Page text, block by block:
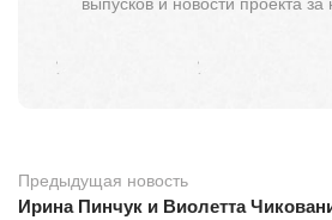
Предыдущая новость
Ирина Пинчук и Виолетта